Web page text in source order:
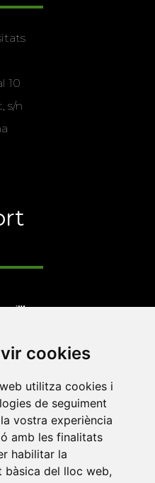
cookies
utilitza cookies i
de seguiment
vostra experiència
amb les finalitats
habilitar la
bàsica del lloc web,
10
s/n
Universitat d'Alacant
Autònoma de
Barcelona•Universitat